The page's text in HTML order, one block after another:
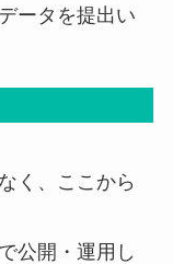
ータを提出い
く、ここから
公開・運用し